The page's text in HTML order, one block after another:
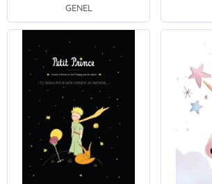
GENEL